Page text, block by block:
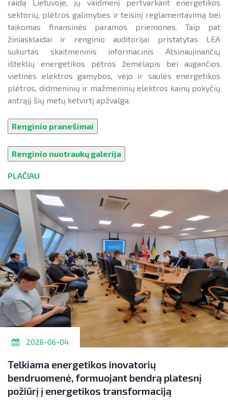
raidą Lietuvoje, jų vaidmenį pertvarkant energetikos
sektorių, plėtros galimybes ir teisinį reglamentavimą bei
taikomas finansinės paramos priemones. Taip pat
žiniasklaidai ir renginio auditorijai pristatytas LEA
sukurtas skaitmeninis informacinis Atsinaujinančių
išteklių energetikos pėtros žemėlapis bei augančios
vietinės elektros gamybos, vėjo ir saulės energetikos
plėtros, didmeninių ir mažmeninių elektros kainų pokyčių
antrąjį šių metų ketvirtį apžvalga.
Renginio pranešimai
Renginio nuotraukų galerija
PLAČIAU
2026-06-04
Telkiama energetikos inovatorių
bendruomenė, formuojant bendrą platesnį
požiūrį į energetikos transformaciją